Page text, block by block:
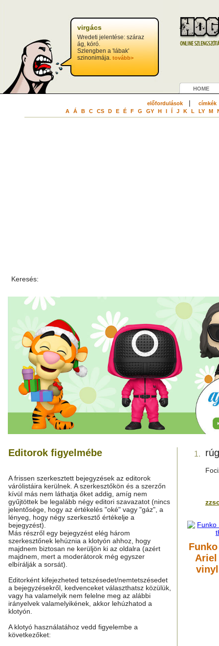
virgács
Wredeti jelentése: száraz
ág, kóró.
Szlengben a 'lábak'
szinonimája. tovább>
HOME
előfordulások| címkék
A Á B C CS D E É F G GY H I Í J K L LY M
Keresés:
Editorok figyelmébe
A frissen szerkesztett bejegyzések az editorok
várólistáira kerülnek. A szerkesztőkön és a szerzőn
kívül más nem láthatja őket addig, amíg nem
gyűjtöttek be legalább négy editori szavazatot (nincs
jelentősége, hogy az értékelés "oké" vagy "gáz", a
lényeg, hogy négy szerkesztő értékelje a
bejegyzést).
Más részről egy bejegyzést elég három
szerkesztőnek lehúznia a klotyón ahhoz, hogy
majdnem biztosan ne kerüljön ki az oldalra (azért
majdnem, mert a moderátorok még egyszer
elbírálják a sorsát).
Editorként kifejezheted tetszésedet/nemtetszésedet
a bejegyzésekről, kedvenceket választhatsz közülük,
vagy ha valamelyik nem felelne meg az alábbi
irányelvek valamelyikének, akkor lehúzhatod a
klotyón.
A klotyó használatához vedd figyelembe a
következőket:
1.
Ariel